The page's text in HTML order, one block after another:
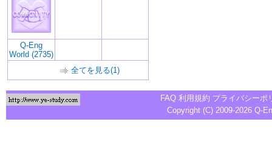
Q-Eng
World (2735)
全てを見る(1)
FAQ 利用規約 プライバシーポ
Copyright (C) 2009-2026 Q-